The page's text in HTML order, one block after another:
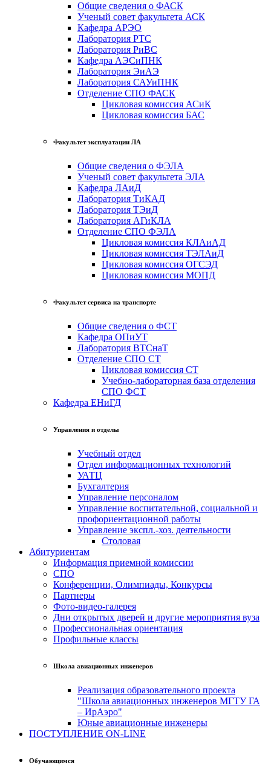
Общие сведения о ФАСК
Ученый совет факультета АСК
Кафедра АРЭО
Лаборатория РТС
Лаборатория РиВС
Кафедра АЭСиПНК
Лаборатория ЭиАЭ
Лаборатория САУиПНК
Отделение СПО ФАСК
Цикловая комиссия АСиК
Цикловая комиссия БАС
Факультет эксплуатации ЛА
Общие сведения о ФЭЛА
Ученый совет факультета ЭЛА
Кафедра ЛАиД
Лаборатория ТиКАД
Лаборатория ТЭиД
Лаборатория АГиКЛА
Отделение СПО ФЭЛА
Цикловая комиссия КЛАиАД
Цикловая комиссия ТЭЛАиД
Цикловая комиссия ОГСЭД
Цикловая комиссия МОПД
Факультет сервиса на транспорте
Общие сведения о ФСТ
Кафедра ОПиУТ
Лаборатория ВТСнаТ
Отделение СПО СТ
Цикловая комиссия СТ
Учебно-лабораторная база отделения
СПО ФСТ
Кафедра ЕНиГД
Управления и отделы
Учебный отдел
Отдел информационных технологий
УАТЦ
Бухгалтерия
Управление персоналом
Управление воспитательной, социальной и
профориентационной работы
Управление экспл.-хоз. деятельности
Столовая
Абитуриентам
Информация приемной комиссии
СПО
Конференции, Олимпиады, Конкурсы
Партнеры
Фото-видео-галерея
Дни открытых дверей и другие мероприятия вуза
Профессиональная ориентация
Профильные классы
Школа авиационных инженеров
Реализация образовательного проекта
"Школа авиационных инженеров МГТУ ГА
– ИрАэро"
Юные авиационные инженеры
ПОСТУПЛЕНИЕ ON-LINE
Обучающимся